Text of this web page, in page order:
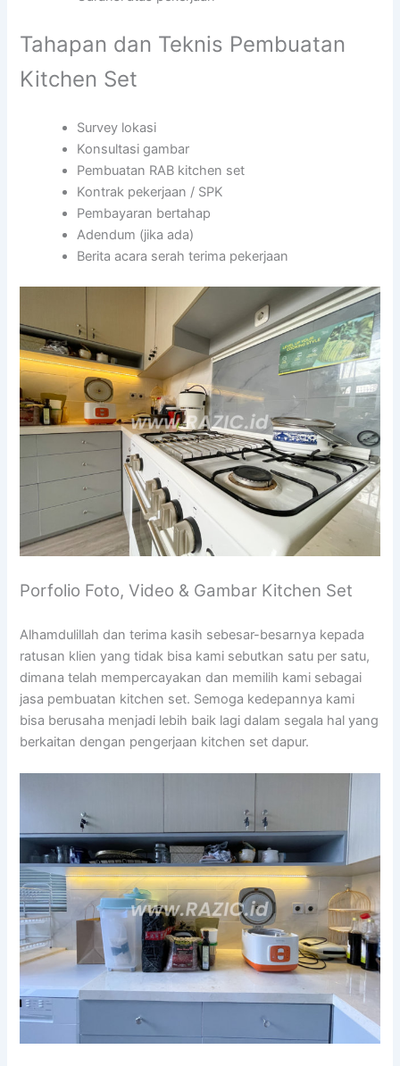
Tahapan dan Teknis Pembuatan
Kitchen Set
Survey lokasi
Konsultasi gambar
Pembuatan RAB kitchen set
Kontrak pekerjaan / SPK
Pembayaran bertahap
Adendum (jika ada)
Berita acara serah terima pekerjaan
Porfolio Foto, Video & Gambar Kitchen Set
Alhamdulillah dan terima kasih sebesar-besarnya kepada
ratusan klien yang tidak bisa kami sebutkan satu per satu,
dimana telah mempercayakan dan memilih kami sebagai
jasa pembuatan kitchen set. Semoga kedepannya kami
bisa berusaha menjadi lebih baik lagi dalam segala hal yang
berkaitan dengan pengerjaan kitchen set dapur.